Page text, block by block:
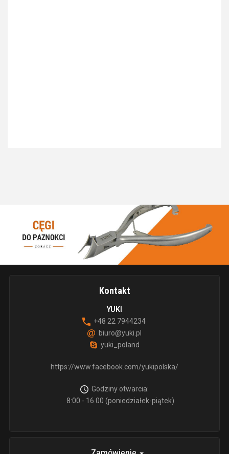
Kontakt
YUKI
+48 22 7944234
biuro@yuki.pl
yuki_poland
https://www.facebook.com/yukipolska/
Godziny otwarcia:
8:00 - 16.00 (poniedziałek-piątek)